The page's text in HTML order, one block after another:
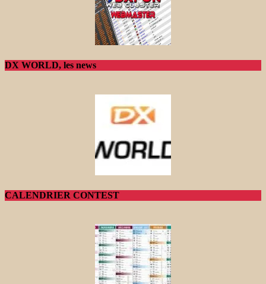
DX WORLD, les news
CALENDRIER CONTEST